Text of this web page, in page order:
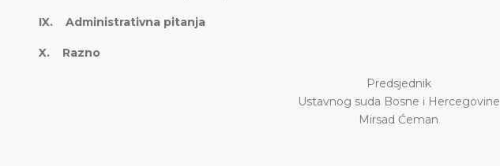
IX. Administrativna pitanja
X. Razno
Predsjednik
Ustavnog suda Bosne i Hercegovine
Mirsad Ćeman